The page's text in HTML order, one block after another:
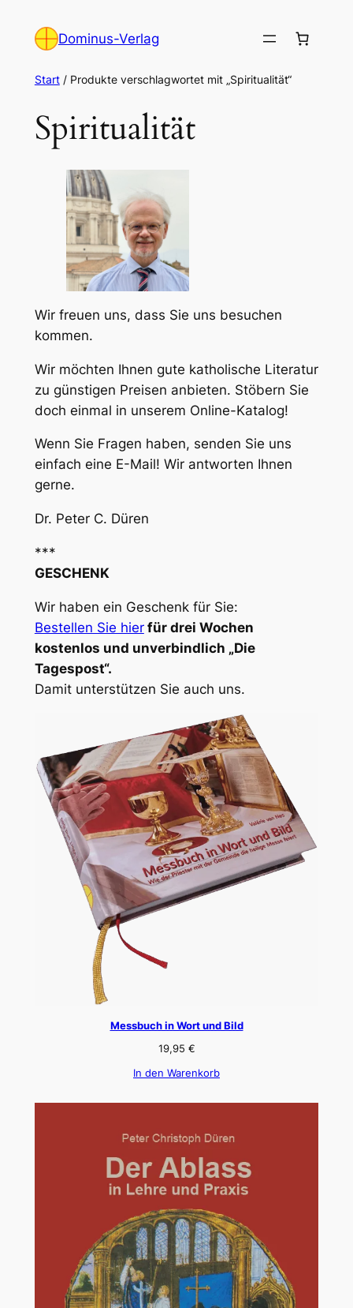
Inhalt
Dominus-Verlag
Start/ Produkte verschlagwortet mit „Spiritualität“
Spiritualität
Wir freuen uns, dass Sie uns besuchen
kommen.
Wir möchten Ihnen gute katholische Literatur
zu günstigen Preisen anbieten. Stöbern Sie
doch einmal in unserem Online-Katalog!
Wenn Sie Fragen haben, senden Sie uns
einfach eine E-Mail! Wir antworten Ihnen
gerne.
Dr. Peter C. Düren
***
GESCHENK
Wir haben ein Geschenk für Sie:
Bestellen Sie hier für drei Wochen
kostenlos und unverbindlich „Die
Tagespost“.
Damit unterstützen Sie auch uns.
Messbuch in Wort und Bild
19,95 €
In den Warenkorb